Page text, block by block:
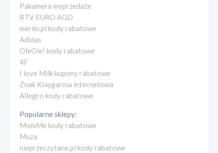
Pakamera wyprzedaże
RTV EURO AGD
merlin.pl kody rabatowe
Adidas
OleOle! kody rabatowe
4F
I love Milk kupony rabatowe
Znak Księgarnia internetowa
Allegro kody rabatowe
Popularne sklepy:
MomMe kody rabatowe
Muza
nieprzeczytane.pl kody rabatowe